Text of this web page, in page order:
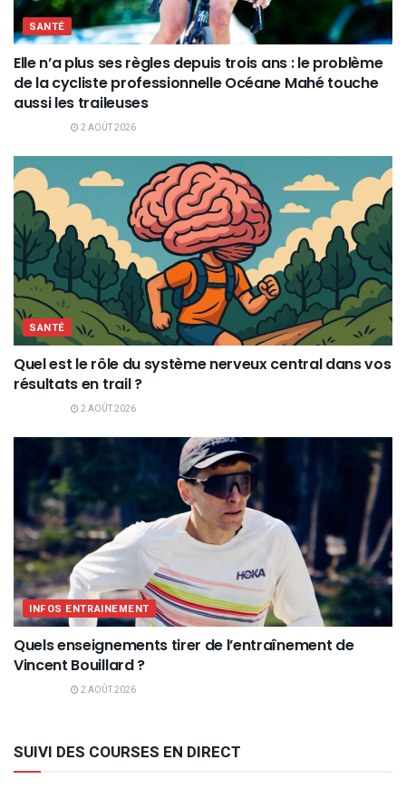
SANTÉ
Elle n’a plus ses règles depuis trois ans : le problème
de la cycliste professionnelle Océane Mahé touche
aussi les traileuses
2 AOÛT 2026
SANTÉ
Quel est le rôle du système nerveux central dans vos
résultats en trail ?
2 AOÛT 2026
INFOS ENTRAINEMENT
Quels enseignements tirer de l’entraînement de
Vincent Bouillard ?
2 AOÛT 2026
SUIVI DES COURSES EN DIRECT